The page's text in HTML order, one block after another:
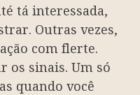
tá interessada,
Outras vezes,
com flerte.
os sinais. Um só
quando você